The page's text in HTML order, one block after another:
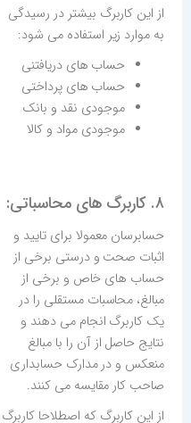
از این کاربرگ بیشتر در رسیدگی
به موارد زیر استفاده می شود:
حساب های دریافتنی
حساب های پرداختی
موجودی نقد و بانک
موجودی مواد و کالا
۸. کاربرگ های محاسباتی:
حسابرسان معمولا برای تایید و
اثبات صحت و درستی برخی از
حساب های خاص و برخی از
مبالغ، محاسبات مستقلی را در
یک کاربرگ انجام می دهند و
نتایج حاصل از آن را با مبالغ
منعکس و در مدارک حسابداری
صاحب کار مقایسه می کنند.
از این کاربرگ که اصطلاحا کاربرگ